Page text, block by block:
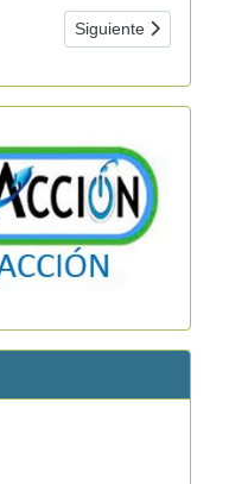
Artículo siguiente:
Siguiente